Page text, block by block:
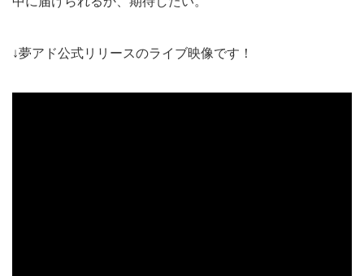
↓夢アド公式リリースのライブ映像です！